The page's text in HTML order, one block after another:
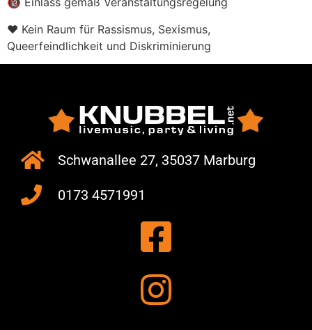
❤️ Kein Raum für Rassismus, Sexismus,
Queerfeindlichkeit und Diskriminierung
Schwanallee 27, 35037 Marburg
0173 4571991